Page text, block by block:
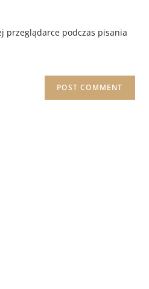
przeglądarce podczas pisania